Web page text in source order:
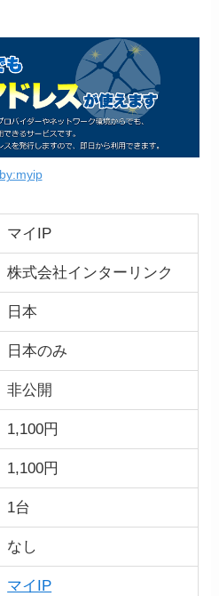
by:myip
マイIP
株式会社インターリンク
日本
日本のみ
非公開
1,100円
1,100円
1台
なし
マイIP